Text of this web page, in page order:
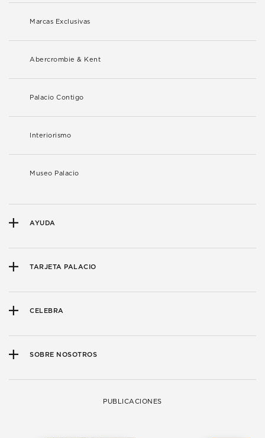
Marcas Exclusivas
Abercrombie & Kent
Palacio Contigo
Interiorismo
Museo Palacio
AYUDA
TARJETA PALACIO
CELEBRA
SOBRE NOSOTROS
PUBLICACIONES